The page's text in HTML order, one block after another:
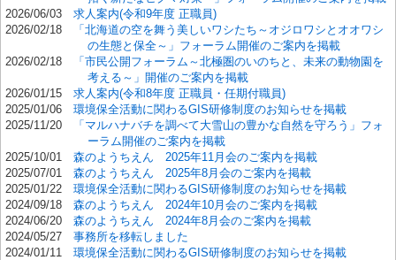
2026/06/03 求人案内(令和9年度 正職員)
2026/02/18
「北海道の空を舞う美しいワシたち～オジロワシとオオワシ
の生態と保全～」フォーラム開催のご案内を掲載
2026/02/18
「市民公開フォーラム～北極圏のいのちと、未来の動物園を
考える～」開催のご案内を掲載
2026/01/15 求人案内(令和8年度 正職員・任期付職員)
2025/01/06 環境保全活動に関わるGIS研修制度のお知らせを掲載
2025/11/20
「マルハナバチを調べて大雪山の豊かな自然を守ろう」フォ
ーラム開催のご案内を掲載
2025/10/01 森のようちえん 2025年11月会のご案内を掲載
2025/07/01 森のようちえん 2025年8月会のご案内を掲載
2025/01/22 環境保全活動に関わるGIS研修制度のお知らせを掲載
2024/09/18 森のようちえん 2024年10月会のご案内を掲載
2024/06/20 森のようちえん 2024年8月会のご案内を掲載
2024/05/27 事務所を移転しました
2024/01/11 環境保全活動に関わるGIS研修制度のお知らせを掲載